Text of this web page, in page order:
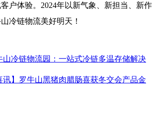
户体验。2024年以新气象、新担当、新作
冷链物流美好明天！
山冷链物流园：一站式冷链多温存储解决
讯】罗牛山黑猪肉腊肠喜获冬交会产品金